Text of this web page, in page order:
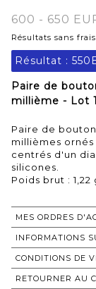
600 - 650
Résultats sans frais
Résultat :
Paire de
millième - Lot
Paire de
millièmes
centrés d'un
silicones.
Poids brut : 1,22
MES ORDRES
INFORMATIONS
CONDITIONS DE
RETOURNER AU